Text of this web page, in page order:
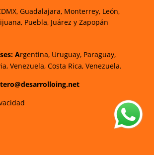
Guadalajara, Monterrey, León,
Puebla, Juárez y Zapopán
Argentina, Uruguay, Paraguay,
Venezuela, Costa Rica, Venezuela.
w